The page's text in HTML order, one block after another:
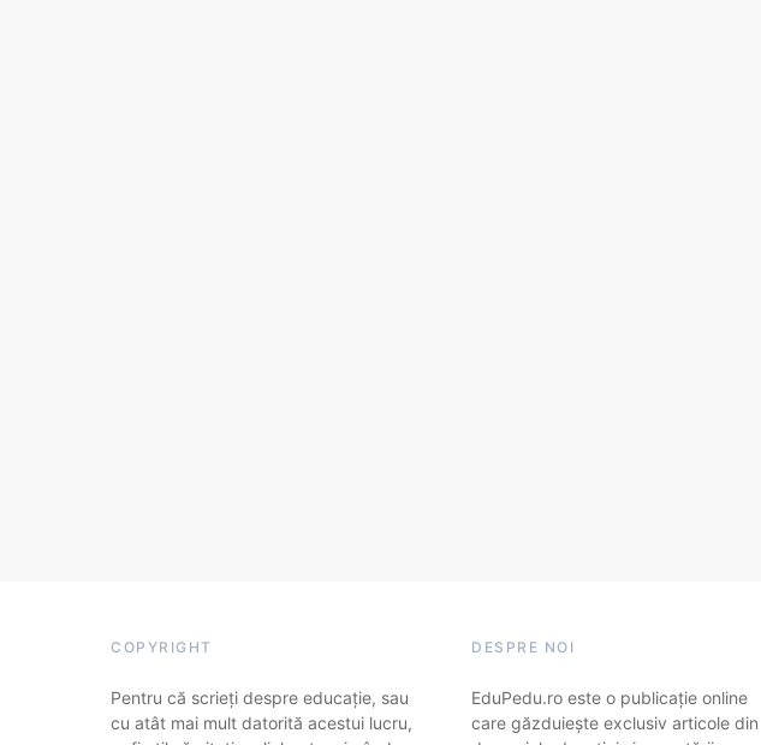
COPYRIGHT
Pentru că scrieți despre educație, sau
cu atât mai mult datorită acestui lucru,
DESPRE NOI
EduPedu.ro este o publicație online
care găzduiește exclusiv articole din